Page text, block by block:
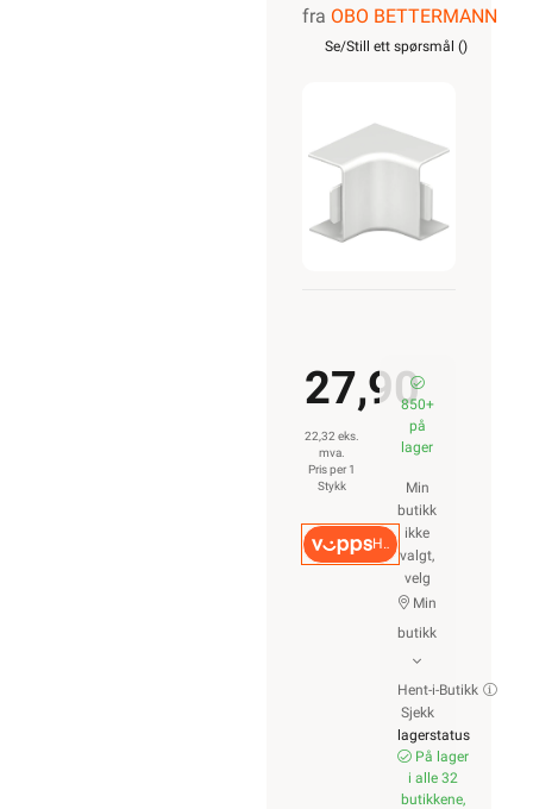
hjørne for
WDK15030RW
fra OBO BETTERMANN
Se/Still ett spørsmål ()
27,90
22,32 eks.
mva.
Pris per 1
Stykk
Hurtigkasse
850+
på
lager
Min
butikk
ikke
valgt,
velg
Min
butikk
Hent-i-Butikk
Sjekk
lagerstatus
På lager
i alle 32
butikkene,